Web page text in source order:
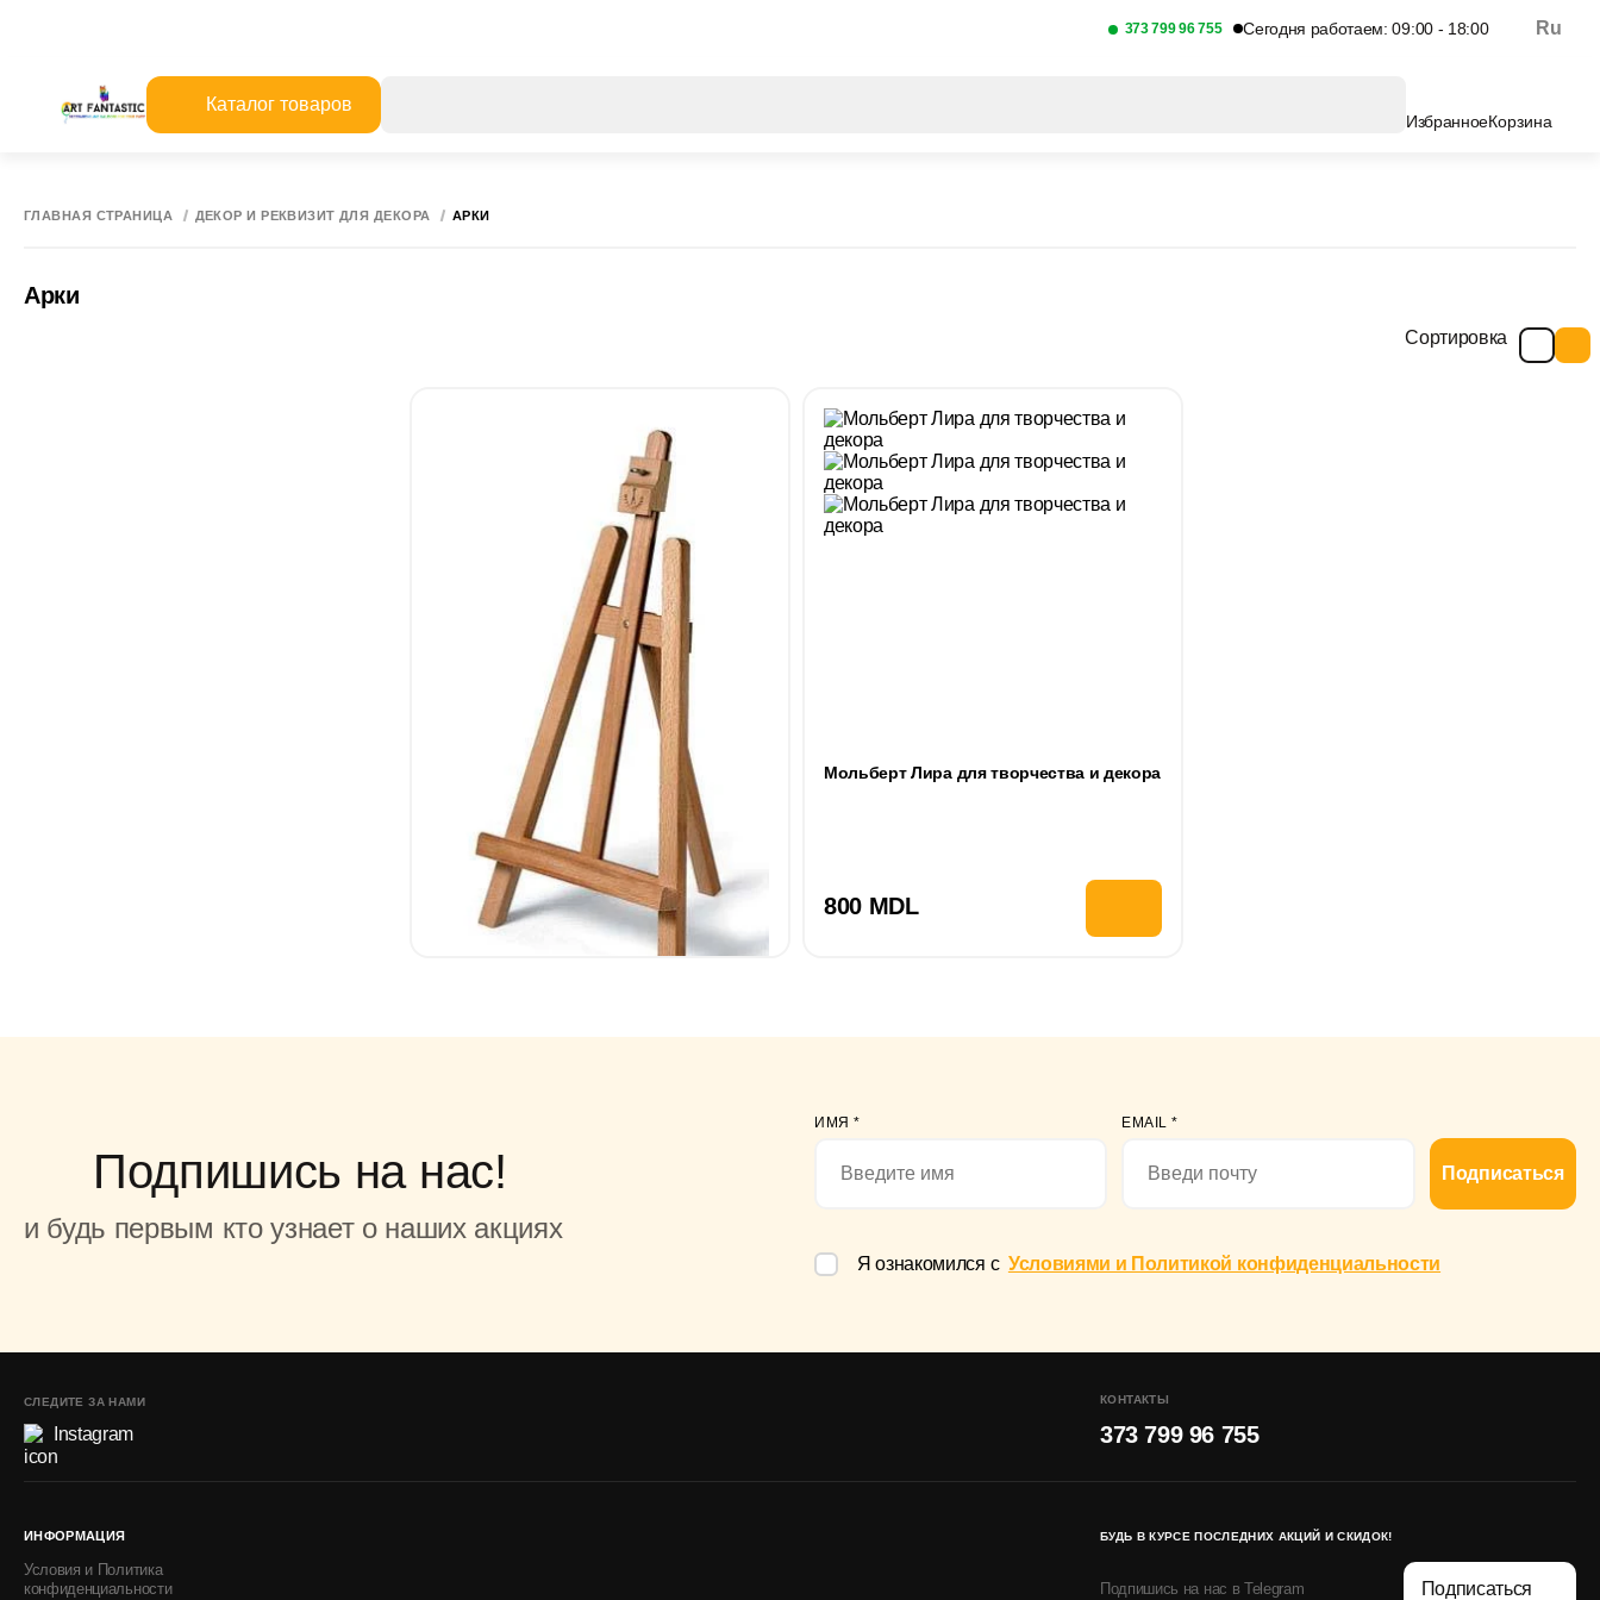
373 799 96 755 Сегодня работаем: 09:00 - 18:00 Ru
Каталог товаров
ИзбранноеКорзина
ГЛАВНАЯ СТРАНИЦА ДЕКОР И РЕКВИЗИТ ДЛЯ ДЕКОРА АРКИ
Арки
Сортировка
Мольберт Лира для творчества и декора
800 MDL
Подпишись на нас!
и будь первым кто узнает о наших акциях
ИМЯ * EMAIL*
Подписаться
Я ознакомился с Условиями и Политикой конфиденциальности
СЛЕДИТЕ ЗА НАМИ
Instagram
КОНТАКТЫ
373 799 96 755
ИНФОРМАЦИЯ
Условия и Политика
конфиденциальности
БУДЬ В КУРСЕ ПОСЛЕДНИХ АКЦИЙ И СКИДОК!
Подпишись на нас в Telegram Подписаться